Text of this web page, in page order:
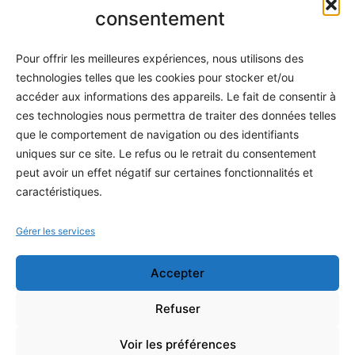
consentement
Pour offrir les meilleures expériences, nous utilisons des
technologies telles que les cookies pour stocker et/ou
accéder aux informations des appareils. Le fait de consentir à
ces technologies nous permettra de traiter des données telles
que le comportement de navigation ou des identifiants
uniques sur ce site. Le refus ou le retrait du consentement
peut avoir un effet négatif sur certaines fonctionnalités et
caractéristiques.
Gérer les services
Accepter
Refuser
Voir les préférences
S'abonner
À propos
Contact / Support
Mes publications
INFORMATIONS LÉGALES
Conditions générales de vente